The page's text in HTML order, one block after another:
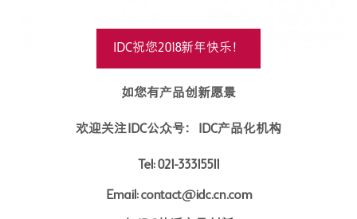
IDC祝您2018新年快乐！
如您有产品创新愿景
欢迎关注IDC公众号：IDC产品化机构
Tel: 021-33315511
Email: contact@idc.cn.com